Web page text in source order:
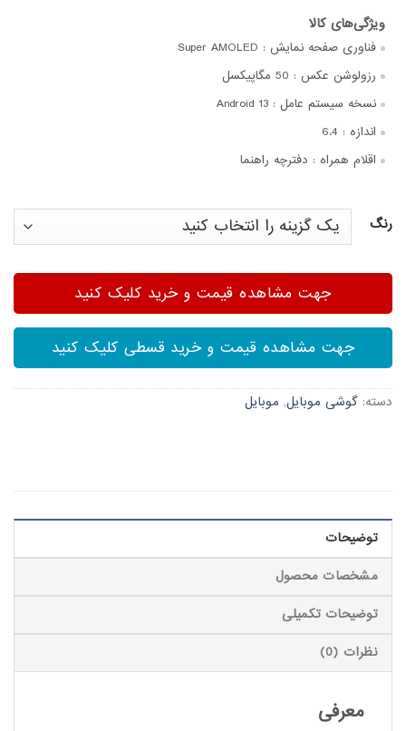
فناوری صفحه‌ نمایش : Super AMOLED
رزولوشن عکس : 50 مگاپیکسل
نسخه سیستم عامل : Android 13
اندازه : 6.4
اقلام همراه : دفترچه‌ راهنما
رنگ
جهت مشاهده قیمت و خرید کلیک کنید
جهت مشاهده قیمت و خرید قسطی کلیک کنید
دسته: گوشی موبایل, موبایل
توضیحات
مشخصات محصول
توضیحات تکمیلی
نظرات (0)
معرفی